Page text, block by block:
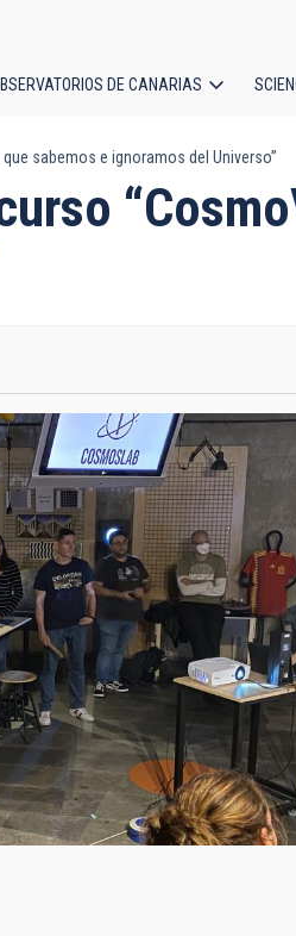
DE CANARIAS
sabemos e ignoramos del Universo”